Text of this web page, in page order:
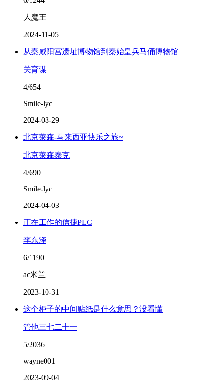
大魔王
2024-11-05
从秦咸阳宫遗址博物馆到秦始皇兵马俑博物馆
关育谋
4/654
Smile-lyc
2024-08-29
北京莱森-马来西亚快乐之旅~
北京莱森泰克
4/690
Smile-lyc
2024-04-03
正在工作的信捷PLC
李东泽
6/1190
ac米兰
2023-10-31
这个柜子的中间贴纸是什么意思？没看懂
管他三七二十一
5/2036
wayne001
2023-09-04